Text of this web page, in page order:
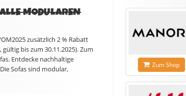
MODULAREN
zusätzlich 2 % Rabatt
bis zum 30.11.2025). Zum
Entdecke nachhaltige
Sofas sind modular,
Zum Shop